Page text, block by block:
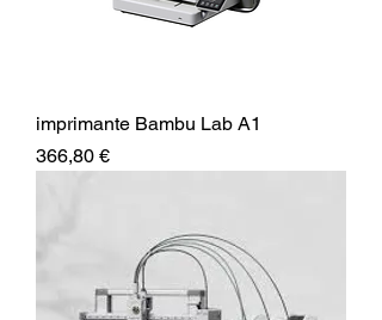
imprimante Bambu Lab A1
Prix
366,80 €